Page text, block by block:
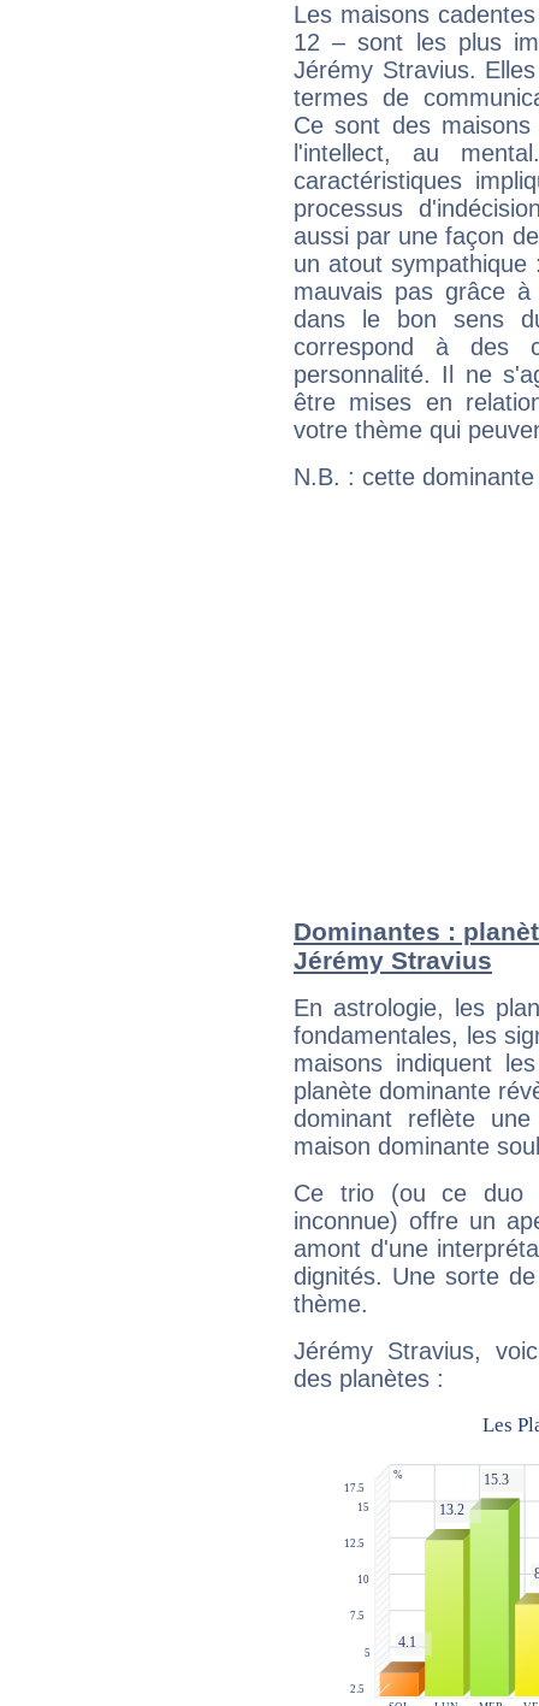
Les maisons
12 – sont les plus
Jérémy Stravius.
termes de
Ce sont des
l'intellect, au
caractéristiques
processus
aussi par une façon
un atout
mauvais pas grâce
dans le bon sens
correspond à des
personnalité. Il ne
être mises en
votre thème qui
N.B. : cette
Dominantes :
Jérémy Stravius
En astrologie, les
fondamentales, les
maisons indiquent
planète dominante
dominant reflète
maison dominante
Ce trio (ou ce duo
inconnue) offre un
amont d'une
dignités. Une sorte
thème.
Jérémy Stravius,
des planètes :